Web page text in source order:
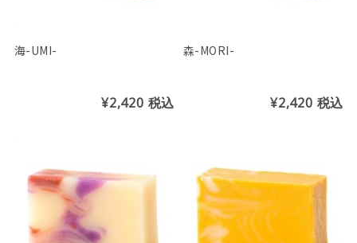
海-UMI-
¥2,420 税込
森-MORI-
¥2,420 税込